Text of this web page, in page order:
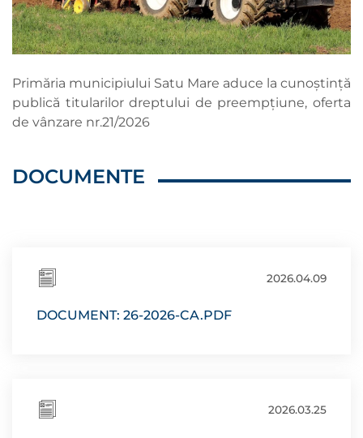
Primăria municipiului Satu Mare aduce la cunoștință
publică titularilor dreptului de preempțiune, oferta
de vânzare nr.21/2026
DOCUMENTE
2026.04.09
DOCUMENT: 26-2026-CA.PDF
2026.03.25